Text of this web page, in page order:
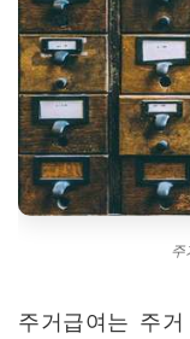
주
주거급여는 주